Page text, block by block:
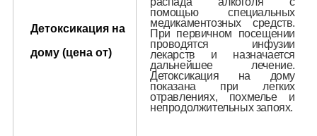
Детоксикация на
дому (цена от)
помощью специальных
медикаментозных средств.
При первичном посещении
проводятся инфузии
лекарств и назначается
дальнейшее лечение.
Детоксикация на дому
показана при легких
отравлениях, похмелье и
непродолжительных запоях.